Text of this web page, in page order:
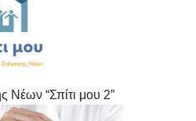
Νέων “Σπίτι μου 2”